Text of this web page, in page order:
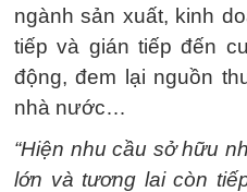
ngành sản xuất, kinh
tiếp và gián tiếp đến
động, đem lại nguồn
nhà nước…
“Hiện nhu cầu sở hữu
lớn và tương lai còn